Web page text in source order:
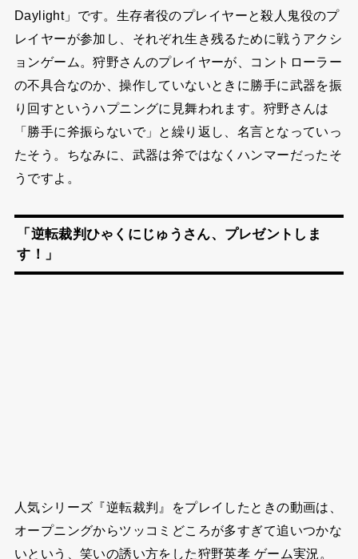
Daylight」です。生存者役のプレイヤーと殺人鬼役のプ
レイヤーが参加し、それぞれ生き残るために戦うアクシ
ョンゲーム。狩野さんのプレイヤーが、コントローラー
の不具合なのか、操作していないときに勝手に武器を振
り回すというハプニングに見舞われます。狩野さんは
「勝手に斧振らないで」と繰り返し、名言となっていっ
たそう。ちなみに、武器は斧ではなくハンマーだったそ
うですよ。
「逆転裁判ひゃくにじゅうさん、プレゼントしま
す！」
人気シリーズ『逆転裁判』をプレイしたときの動画は、
オープニングからツッコミどころが多すぎて追いつかな
いという、笑いの誘い方をした狩野英孝 ゲーム実況。